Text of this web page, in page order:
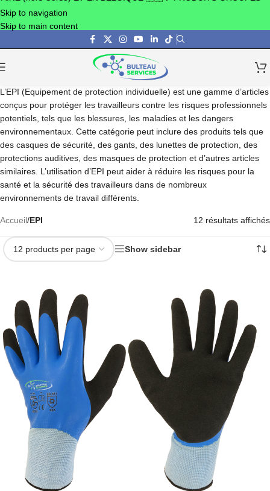
Skip to navigation
Skip to main content
L’EPI (Equipement de protection individuelle) est une gamme d’articles
conçus pour protéger les travailleurs contre les risques professionnels
potentiels, tels que les blessures, les maladies et les dangers
environnementaux. Cette catégorie peut inclure des produits tels que
des casques de sécurité, des gants, des lunettes de protection, des
protections auditives, des masques de protection et d’autres articles
similaires. L’utilisation d’EPI peut aider à réduire les risques pour la
santé et la sécurité des travailleurs dans de nombreux
environnements de travail différents.
Accueil/EPI 12 résultats affichés
Show sidebar